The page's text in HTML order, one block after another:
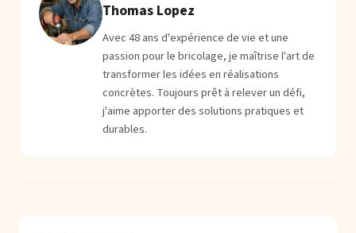
Thomas Lopez
Avec 48 ans d'expérience de vie et une
passion pour le bricolage, je maîtrise l'art de
transformer les idées en réalisations
concrètes. Toujours prêt à relever un défi,
j'aime apporter des solutions pratiques et
durables.